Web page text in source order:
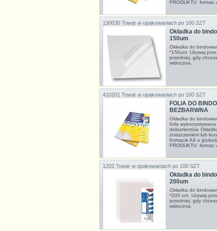
PRODUKTU
130030 Towar w opakowaniach po 100 SZT
Okładka do
150um
Okładka do
*150um Używaj
przedniej, gdy
widoczna.
410201 Towar w opakowaniach po 100 SZT
FOLIA DO
BEZBARWNA
Okładka do
folia
dokumentów.
zniszczeniem lub
formacie A4 o
PRODUKTU
1202 Towar w opakowaniach po 100 SZT
Okładka do
200um
Okładka do
*200 um Używaj
przedniej, gdy
widoczna.